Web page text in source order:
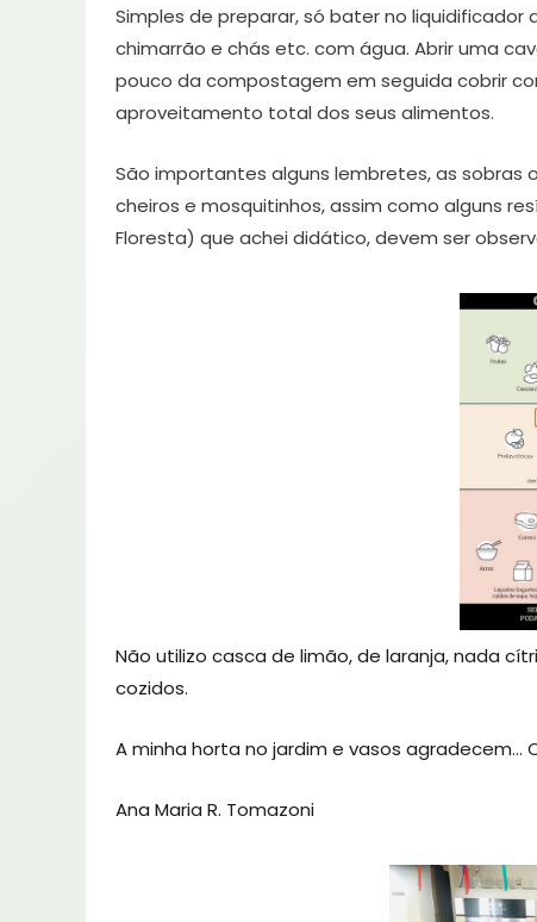
Simples de preparar, só bater no
chimarrão e chás etc. com água. Abrir uma
pouco da compostagem em seguida cobrir
aproveitamento total dos seus alimentos.
São importantes alguns lembretes, as sobras
cheiros e mosquitinhos, assim como alguns
Floresta) que achei didático, devem ser
Não utilizo casca de limão, de laranja, nada
cozidos.
A minha horta no jardim e vasos
Ana Maria R. Tomazoni